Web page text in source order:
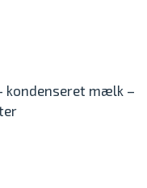
kondenseret mælk –